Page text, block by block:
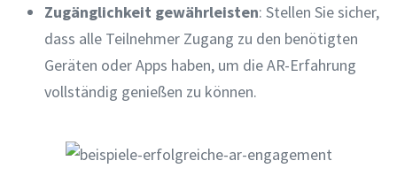
Zugänglichkeit gewährleisten: Stellen Sie sicher,
dass alle Teilnehmer Zugang zu den benötigten
Geräten oder Apps haben, um die AR-Erfahrung
vollständig genießen zu können.